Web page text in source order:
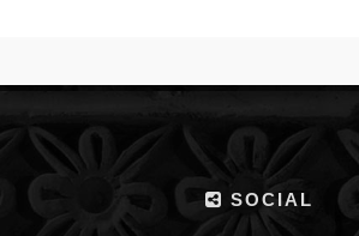
SOCIAL